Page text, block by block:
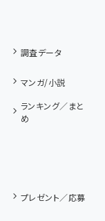
調査データ
マンガ/小説
ランキング／まと
め
プレゼント／応募